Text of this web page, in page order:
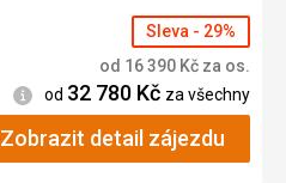
Sleva - 29%
od 16 390 Kč za os.
Informace
od 32 780 Kč za všechny
Zobrazit detail zájezdu